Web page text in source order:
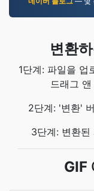
변환
1단계: 파일을 업
드래그
2단계: '변환'
3단계: 변환된
GIF